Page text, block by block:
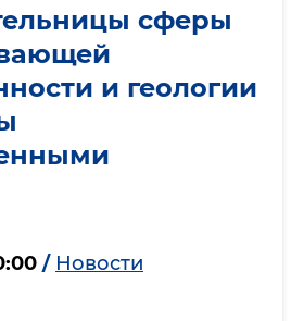
сферы
и геологии
/ Новости